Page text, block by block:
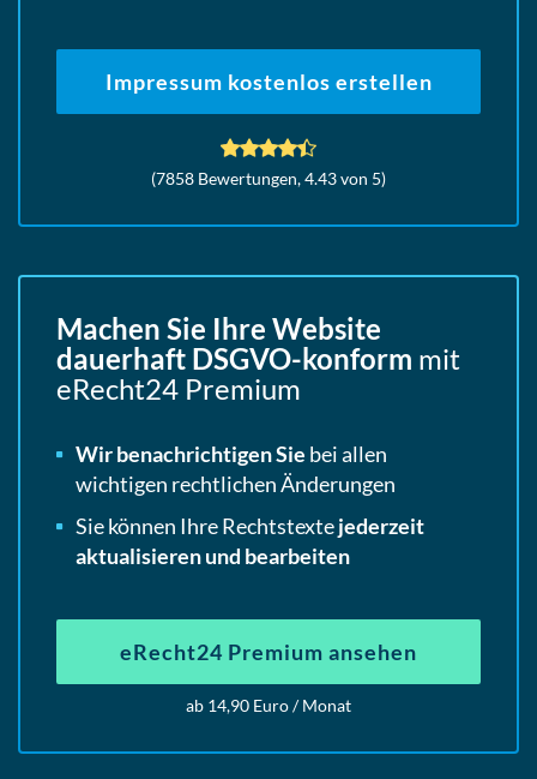
Impressum kostenlos erstellen
(7858 Bewertungen,4.43von 5)
Machen Sie Ihre Website
dauerhaft DSGVO-konform mit
eRecht24 Premium
Wir benachrichtigen Sie bei allen
wichtigen rechtlichen Änderungen
Sie können Ihre Rechtstextejederzeit
aktualisieren und bearbeiten
eRecht24 Premium ansehen
ab 14,90 Euro / Monat